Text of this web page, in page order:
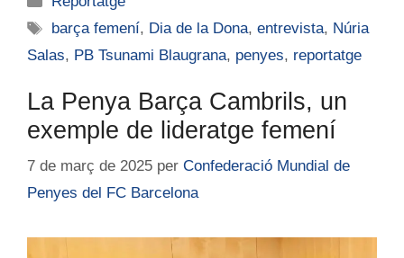
barça femení, Dia de la Dona,entrevista, Núria
Salas, PB Tsunami Blaugrana, penyes, reportatge
La Penya Barça Cambrils, un
exemple de lideratge femení
7 de març de 2025 per Confederació Mundial de
Penyes del FC Barcelona